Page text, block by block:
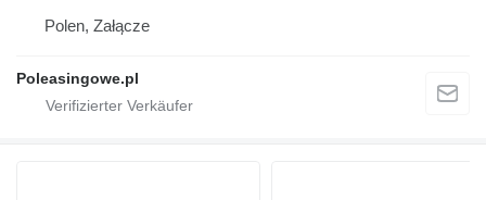
Polen, Załącze
Poleasingowe.pl